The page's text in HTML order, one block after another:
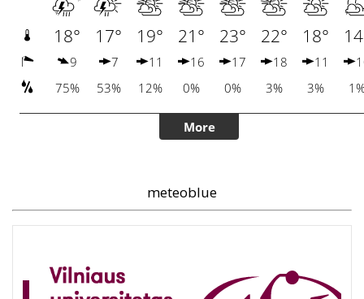
meteoblue